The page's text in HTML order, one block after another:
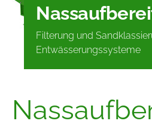
Filterung und
Entwässerungssysteme